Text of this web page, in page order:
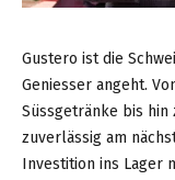
Gustero ist die
Geniesser angeht.
Süssgetränke bis
zuverlässig am
Investition ins Lager